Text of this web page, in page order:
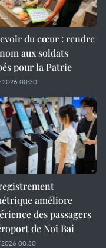
du cœur : rendre
aux soldats
pour la Patrie
00:30
améliore
des passagers
de Noi Bai
00:30